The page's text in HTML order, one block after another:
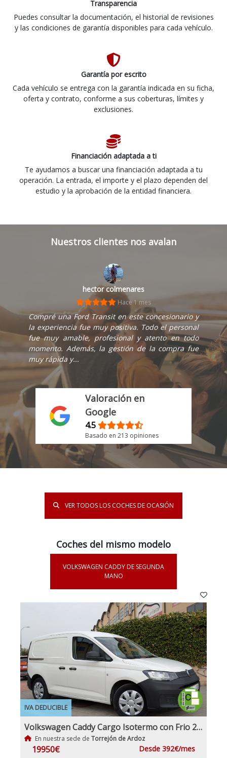
Transparencia
Puedes consultar la documentación, el historial de revisiones
y las condiciones de garantía disponibles para cada vehículo.
Garantía por escrito
Cada vehículo se entrega con la garantía indicada en su ficha,
oferta y contrato, conforme a sus coberturas, límites y
exclusiones.
Financiación adaptada a ti
Te ayudamos a buscar una financiación adaptada a tu
operación. La entrada, el importe y el plazo dependen del
estudio y la aprobación de la entidad financiera.
Nuestros clientes nos avalan
hector colmenares
Hace 1 mes
Compré una Ford Transit en este concesionario y
la experiencia fue muy positiva. Todo el personal
fue muy amable, profesional y atento en todo
momento. Además, la gestión de la compra fue
muy rápida y...
Valoración en
Google
4.5
Basado en 213 opiniones
VER TODOS LOS COCHES DE OCASIÓN
Coches del mismo modelo
VOLKSWAGEN CADDY DE SEGUNDA
MANO
IVA DEDUCIBLE
Volkswagen Caddy Cargo Isotermo con Frio 2.0Tdi 102Cv Nuevo Modelo IVA y Garantía Inc Nacional
En nuestra sede de Torrejón de Ardoz
19950€ Desde 392€/mes